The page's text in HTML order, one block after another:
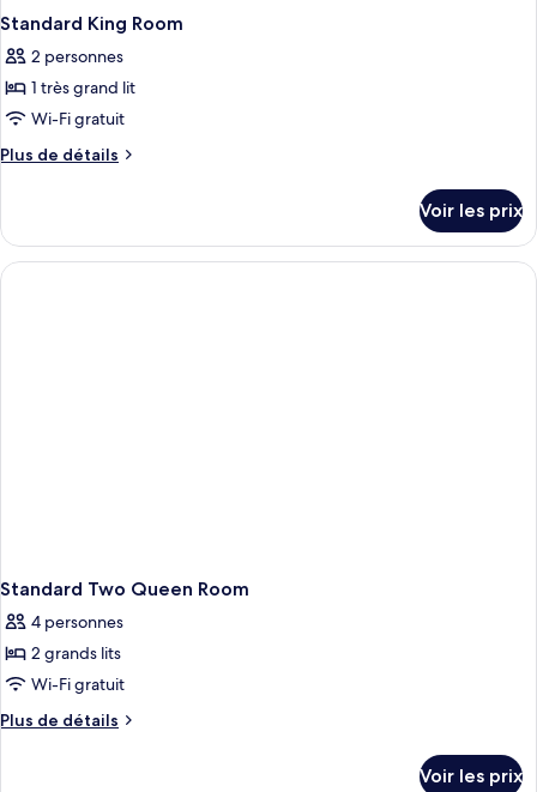
Standard King Room
2 personnes
1 très grand lit
Wi-Fi gratuit
Plus de détails
Plus
le
type
de
Voir les prix
Standard Two Queen Room
4 personnes
2 grands lits
Wi-Fi gratuit
Plus de détails
Plus
Voir les prix